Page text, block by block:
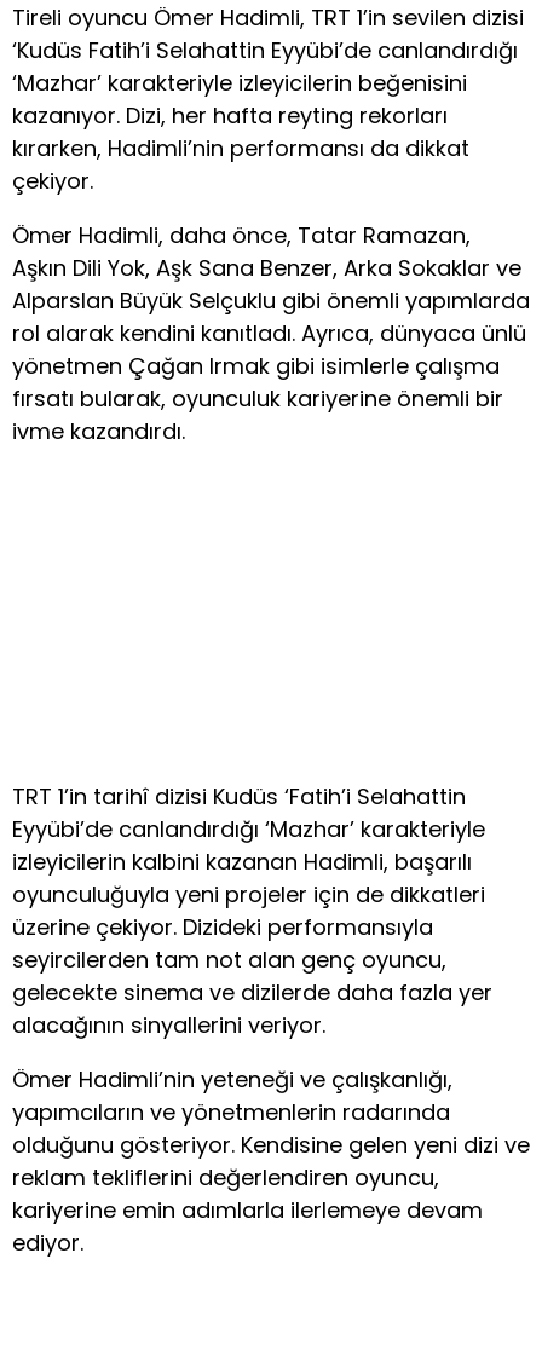
Tireli oyuncu Ömer Hadimli, TRT 1’in sevilen dizisi
‘Kudüs Fatih’i Selahattin Eyyübi’de canlandırdığı
‘Mazhar’ karakteriyle izleyicilerin beğenisini
kazanıyor. Dizi, her hafta reyting rekorları
kırarken, Hadimli’nin performansı da dikkat
çekiyor.
Ömer Hadimli, daha önce, Tatar Ramazan,
Aşkın Dili Yok, Aşk Sana Benzer, Arka Sokaklar ve
Alparslan Büyük Selçuklu gibi önemli yapımlarda
rol alarak kendini kanıtladı. Ayrıca, dünyaca ünlü
yönetmen Çağan Irmak gibi isimlerle çalışma
fırsatı bularak, oyunculuk kariyerine önemli bir
ivme kazandırdı.
TRT 1’in tarihî dizisi Kudüs ‘Fatih’i Selahattin
Eyyübi’de canlandırdığı ‘Mazhar’ karakteriyle
izleyicilerin kalbini kazanan Hadimli, başarılı
oyunculuğuyla yeni projeler için de dikkatleri
üzerine çekiyor. Dizideki performansıyla
seyircilerden tam not alan genç oyuncu,
gelecekte sinema ve dizilerde daha fazla yer
alacağının sinyallerini veriyor.
Ömer Hadimli’nin yeteneği ve çalışkanlığı,
yapımcıların ve yönetmenlerin radarında
olduğunu gösteriyor. Kendisine gelen yeni dizi ve
reklam tekliflerini değerlendiren oyuncu,
kariyerine emin adımlarla ilerlemeye devam
ediyor.